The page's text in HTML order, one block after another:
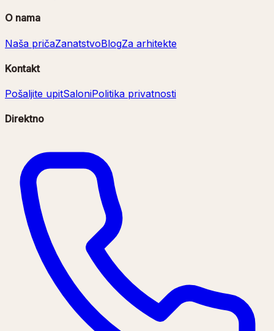
O nama
Naša pričaZanatstvoBlogZa arhitekte
Kontakt
Pošaljite upitSaloniPolitika privatnosti
Direktno